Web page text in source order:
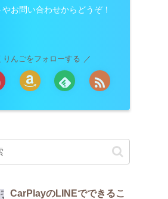
お問い合わせからどうぞ！
りんごをフォローする
CarPlayのLINEでできるこ